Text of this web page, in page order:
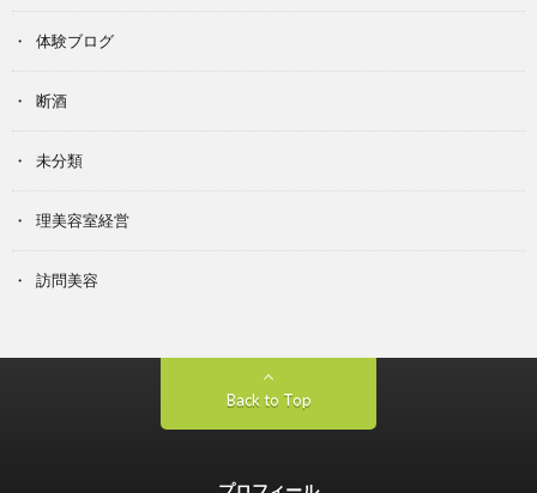
体験ブログ
断酒
未分類
理美容室経営
訪問美容
Back to Top